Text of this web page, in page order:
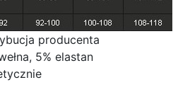
producenta
5% elastan